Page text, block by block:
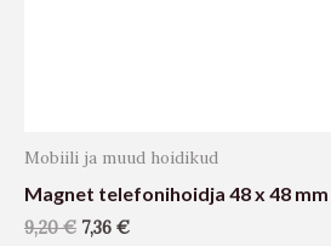
Mobiili ja muud hoidikud
Magnet telefonihoidja 48 x 48 mm
9,20€ 7,36 €